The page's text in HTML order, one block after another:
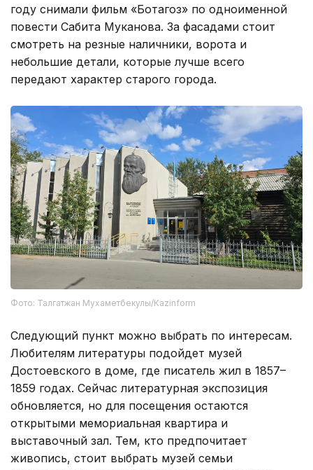
году снимали фильм «Ботагоз» по одноименной
повести Сабита Муканова. За фасадами стоит
смотреть на резные наличники, ворота и
небольшие детали, которые лучше всего
передают характер старого города.
Фото: Талгатжан Мухаметбекулы/Кazinform
Следующий пункт можно выбрать по интересам.
Любителям литературы подойдет музей
Достоевского в доме, где писатель жил в 1857–
1859 годах. Сейчас литературная экспозиция
обновляется, но для посещения остаются
открытыми мемориальная квартира и
выставочный зал. Тем, кто предпочитает
живопись, стоит выбрать музей семьи